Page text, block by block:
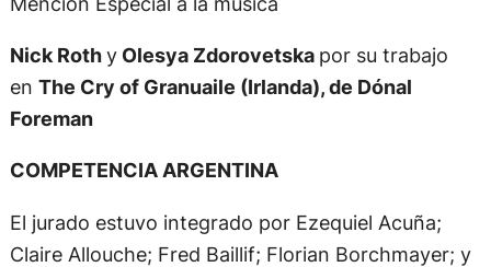
Nick RothyOlesya Zdorovetska por su trabajo
en The Cry of Granuaile (Irlanda), de Dónal
Foreman
COMPETENCIA ARGENTINA
​​El jurado estuvo integrado por Ezequiel Acuña;
Claire Allouche; Fred Baillif; Florian Borchmayer; y